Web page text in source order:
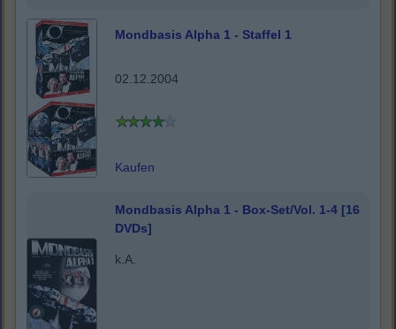
Mondbasis Alpha 1 - Staffel 1
02.12.2004
Kaufen
Mondbasis Alpha 1 - Box-Set/Vol. 1-4 [16
DVDs]
k.A.